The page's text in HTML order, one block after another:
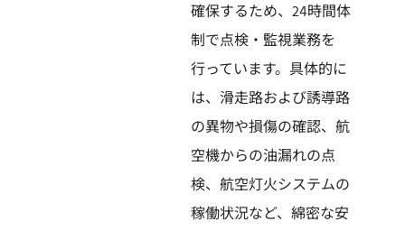
確保するため、24時間体
制で点検・監視業務を
行っています。具体的に
は、滑走路および誘導路
の異物や損傷の確認、航
空機からの油漏れの点
検、航空灯火システムの
稼働状況など、綿密な安